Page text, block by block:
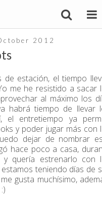
2012
estación, el tiempo
me he resistido a sacar
al máximo los
habrá tiempo de llevar
el entretiempo ya
y poder jugar más con
dejar de nombrar
hace poco a casa,
y quería estrenarlo con
teniendo días de
gusta muchísimo,